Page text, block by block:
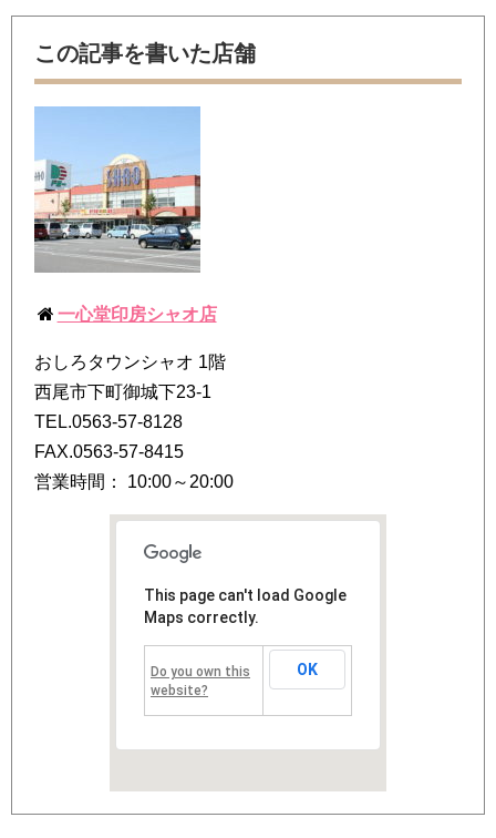
この記事を書いた店舗
一心堂印房シャオ店
おしろタウンシャオ 1階
西尾市下町御城下23-1
TEL.0563-57-8128
FAX.0563-57-8415
営業時間： 10:00～20:00
This page can't load Google
Maps correctly.
Do you own this
website?
OK